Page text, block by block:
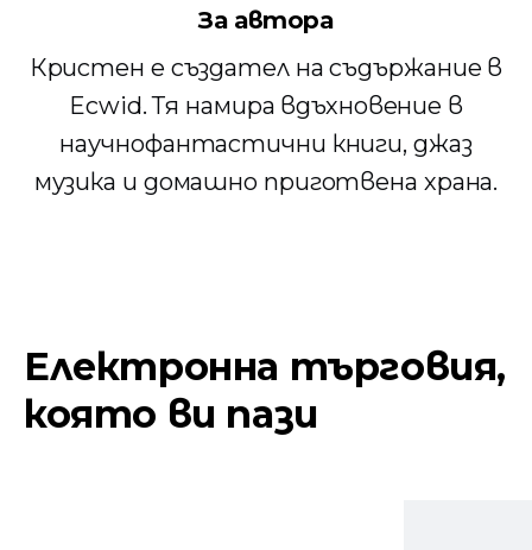
За автора
Кристен е създател на съдържание в
Ecwid. Тя намира вдъхновение в
научнофантастични книги, джаз
музика и домашно приготвена храна.
Електронна търговия,
която ви пази